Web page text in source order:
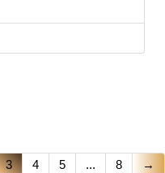
3 4 5 ... 8 →